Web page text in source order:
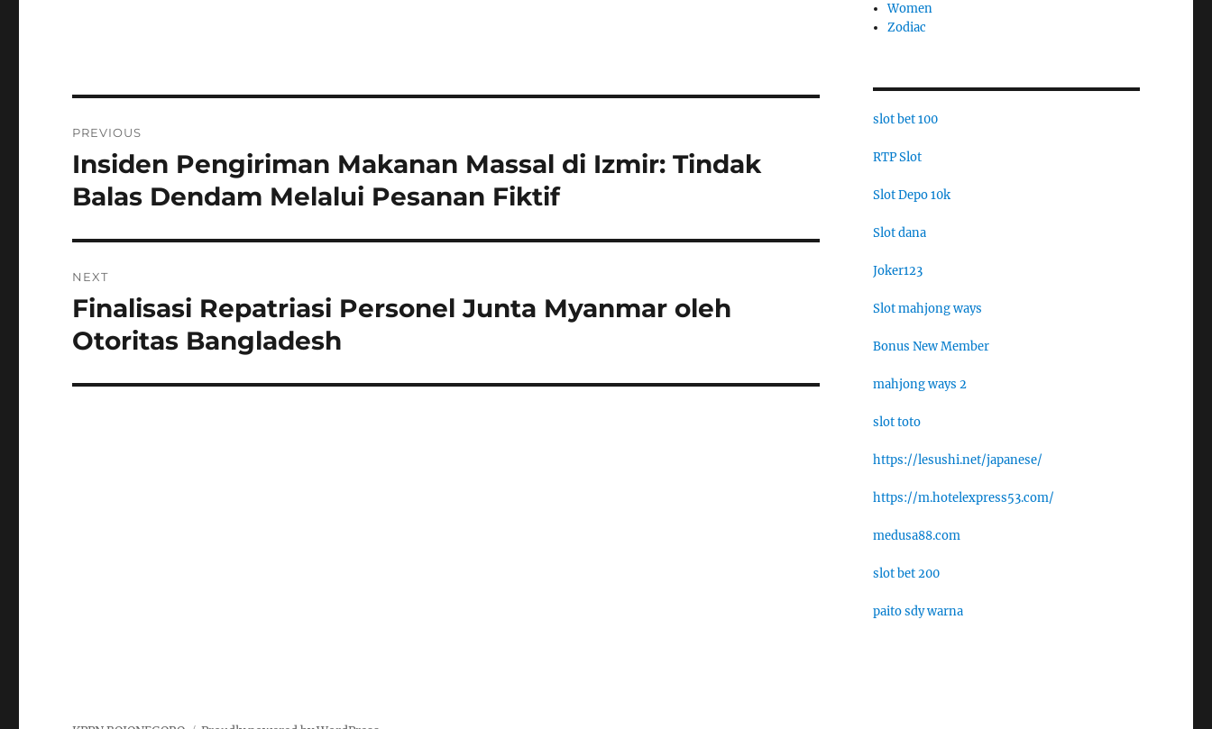
pos
PREVIOUS
Previous
post:
Insiden Pengiriman Makanan Massal di Izmir: Tindak
Balas Dendam Melalui Pesanan Fiktif
NEXT
Next
post:
Finalisasi Repatriasi Personel Junta Myanmar oleh
Otoritas Bangladesh
Women
Zodiac
slot bet 100
RTP Slot
Slot Depo 10k
Slot dana
Joker123
Slot mahjong ways
Bonus New Member
mahjong ways 2
slot toto
https://lesushi.net/japanese/
https://m.hotelexpress53.com/
medusa88.com
slot bet 200
paito sdy warna